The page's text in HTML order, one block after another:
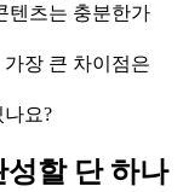
텐츠는 충분한가
장 큰 차이점은
요?
할 단 하나